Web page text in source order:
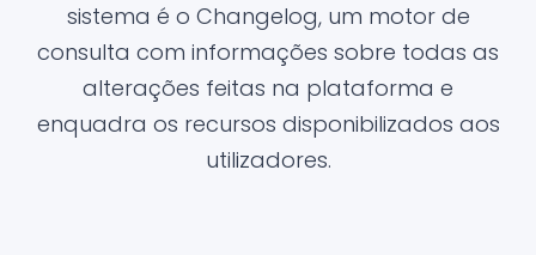
sistema é o Changelog, um motor de
consulta com informações sobre todas as
alterações feitas na plataforma e
enquadra os recursos disponibilizados aos
utilizadores.